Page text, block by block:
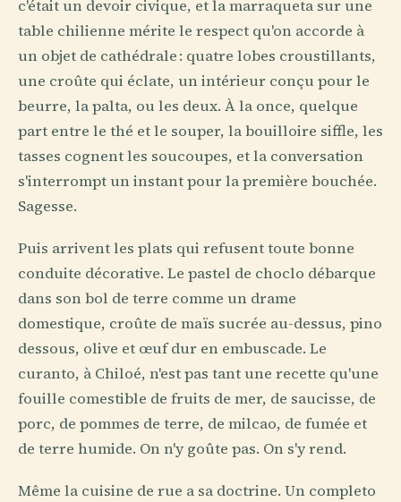
c'était un devoir civique, et la marraqueta sur une
table chilienne mérite le respect qu'on accorde à
un objet de cathédrale : quatre lobes croustillants,
une croûte qui éclate, un intérieur conçu pour le
beurre, la palta, ou les deux. À la once, quelque
part entre le thé et le souper, la bouilloire siffle, les
tasses cognent les soucoupes, et la conversation
s'interrompt un instant pour la première bouchée.
Sagesse.
Puis arrivent les plats qui refusent toute bonne
conduite décorative. Le pastel de choclo débarque
dans son bol de terre comme un drame
domestique, croûte de maïs sucrée au-dessus, pino
dessous, olive et œuf dur en embuscade. Le
curanto, à Chiloé, n'est pas tant une recette qu'une
fouille comestible de fruits de mer, de saucisse, de
porc, de pommes de terre, de milcao, de fumée et
de terre humide. On n'y goûte pas. On s'y rend.
Même la cuisine de rue a sa doctrine. Un completo